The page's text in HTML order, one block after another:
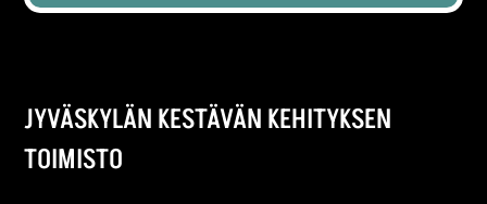
JYVÄSKYLÄN KESTÄVÄN KEHITYKSEN
TOIMISTO